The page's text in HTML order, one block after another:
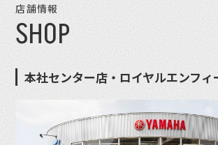
店舗情報
SHOP
本社センター店・ロイヤルエンフィ